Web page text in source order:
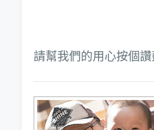
請幫我們的用心按個讚